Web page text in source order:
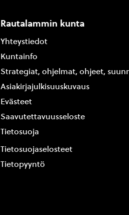
Rautalammin kunta
Yhteystiedot
Kuntainfo
Strategiat, ohjelmat, ohjeet,
Asiakirjajulkisuuskuvaus
Evästeet
Saavutettavuusseloste
Tietosuoja
Tietosuojaselosteet
Tietopyyntö